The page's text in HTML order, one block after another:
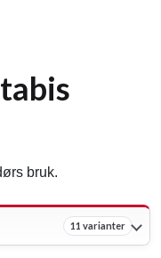
bruk.
11 varianter